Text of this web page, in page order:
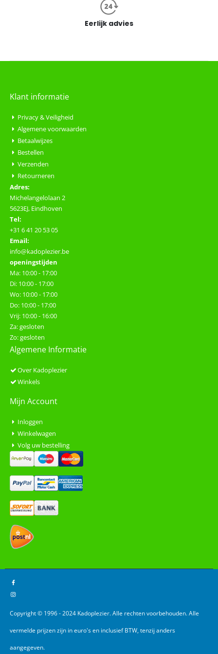
Eerlijk advies
Klant informatie
Privacy & Veiligheid
Algemene voorwaarden
Betaalwijzes
Bestellen
Verzenden
Retourneren
Adres:
Michelangelolaan 2
5623EJ, Eindhoven
Tel:
+31 6 41 20 53 05
Email:
info@kadoplezier.be
openingstijden
Ma: 10:00 - 17:00
Di: 10:00 - 17:00
Wo: 10:00 - 17:00
Do: 10:00 - 17:00
Vrij: 10:00 - 16:00
Za: gesloten
Zo: gesloten
Algemene Informatie
Over Kadoplezier
Winkels
Mijn Account
Inloggen
Winkelwagen
Volg uw bestelling
Copyright © 1996 - 2024 Kadoplezier. Alle rechten voorbehouden. Alle
vermelde prijzen zijn in euro's en inclusief BTW, tenzij anders
aangegeven.